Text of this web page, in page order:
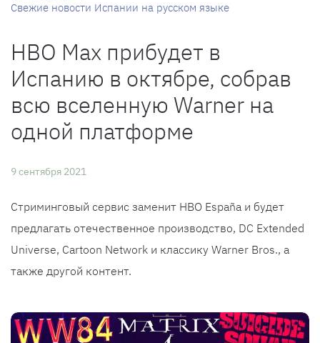
Свежие новости Испании на русском языке
HBO Max прибудет в
Испанию в октябре, собрав
всю вселенную Warner на
одной платформе
9 сентября 2021
Стриминговый сервис заменит HBO España и будет
предлагать отечественное производство, DC Extended
Universe, Cartoon Network и классику Warner Bros., а
также другой контент.